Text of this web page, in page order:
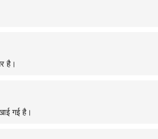
है।
गई है।